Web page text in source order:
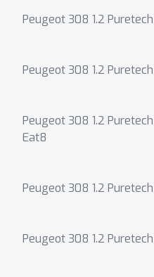
Peugeot 308 1.2
Peugeot 308 1.2
Peugeot 308 1.2
Eat8
Peugeot 308 1.2
Peugeot 308 1.2